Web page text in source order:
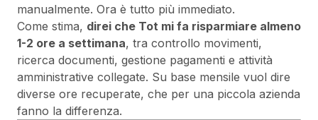
manualmente. Ora è tutto più immediato.
Come stima, direi che Tot mi fa risparmiare almeno
1-2 ore a settimana, tra controllo movimenti,
ricerca documenti, gestione pagamenti e attività
amministrative collegate. Su base mensile vuol dire
diverse ore recuperate, che per una piccola azienda
fanno la differenza.